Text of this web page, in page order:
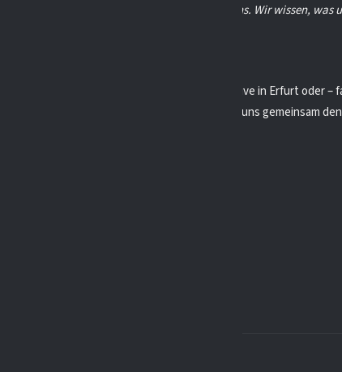
gab es zwei Siege und drei Niederlagen für uns. Wir wissen, was
dabei!
haben sich eure Unterstützung verdient! Ob live in Erfurt oder –
Spiel an einem anderen Standort: Lasst uns gemeinsam
Duisburg
März in Erfurt
Austragungsort noch offen